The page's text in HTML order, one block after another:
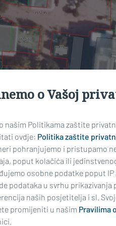
ostavljanje vozila tamo
o Vašoj
našim Politikama zaštite
ovdje: Politika zaštite
pohranjujemo i pristupamo
poput kolačića ili
osobne podatke poput
podataka u svrhu
naših posjetitelja i sl.
promijeniti u našim Pravilima